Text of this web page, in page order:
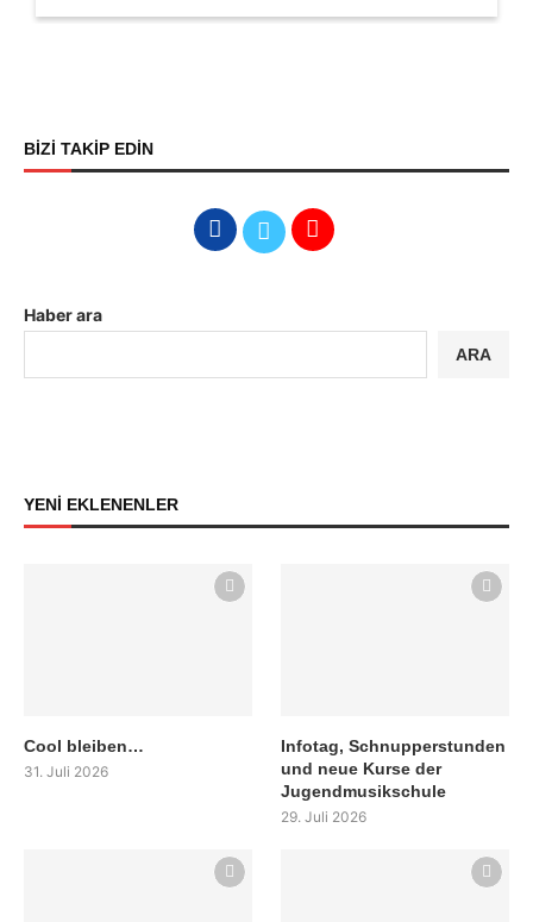
BİZİ TAKİP EDİN
Haber ara
ARA
YENİ EKLENENLER
Cool bleiben…
31. Juli 2026
Infotag, Schnupperstunden
und neue Kurse der
Jugendmusikschule
29. Juli 2026